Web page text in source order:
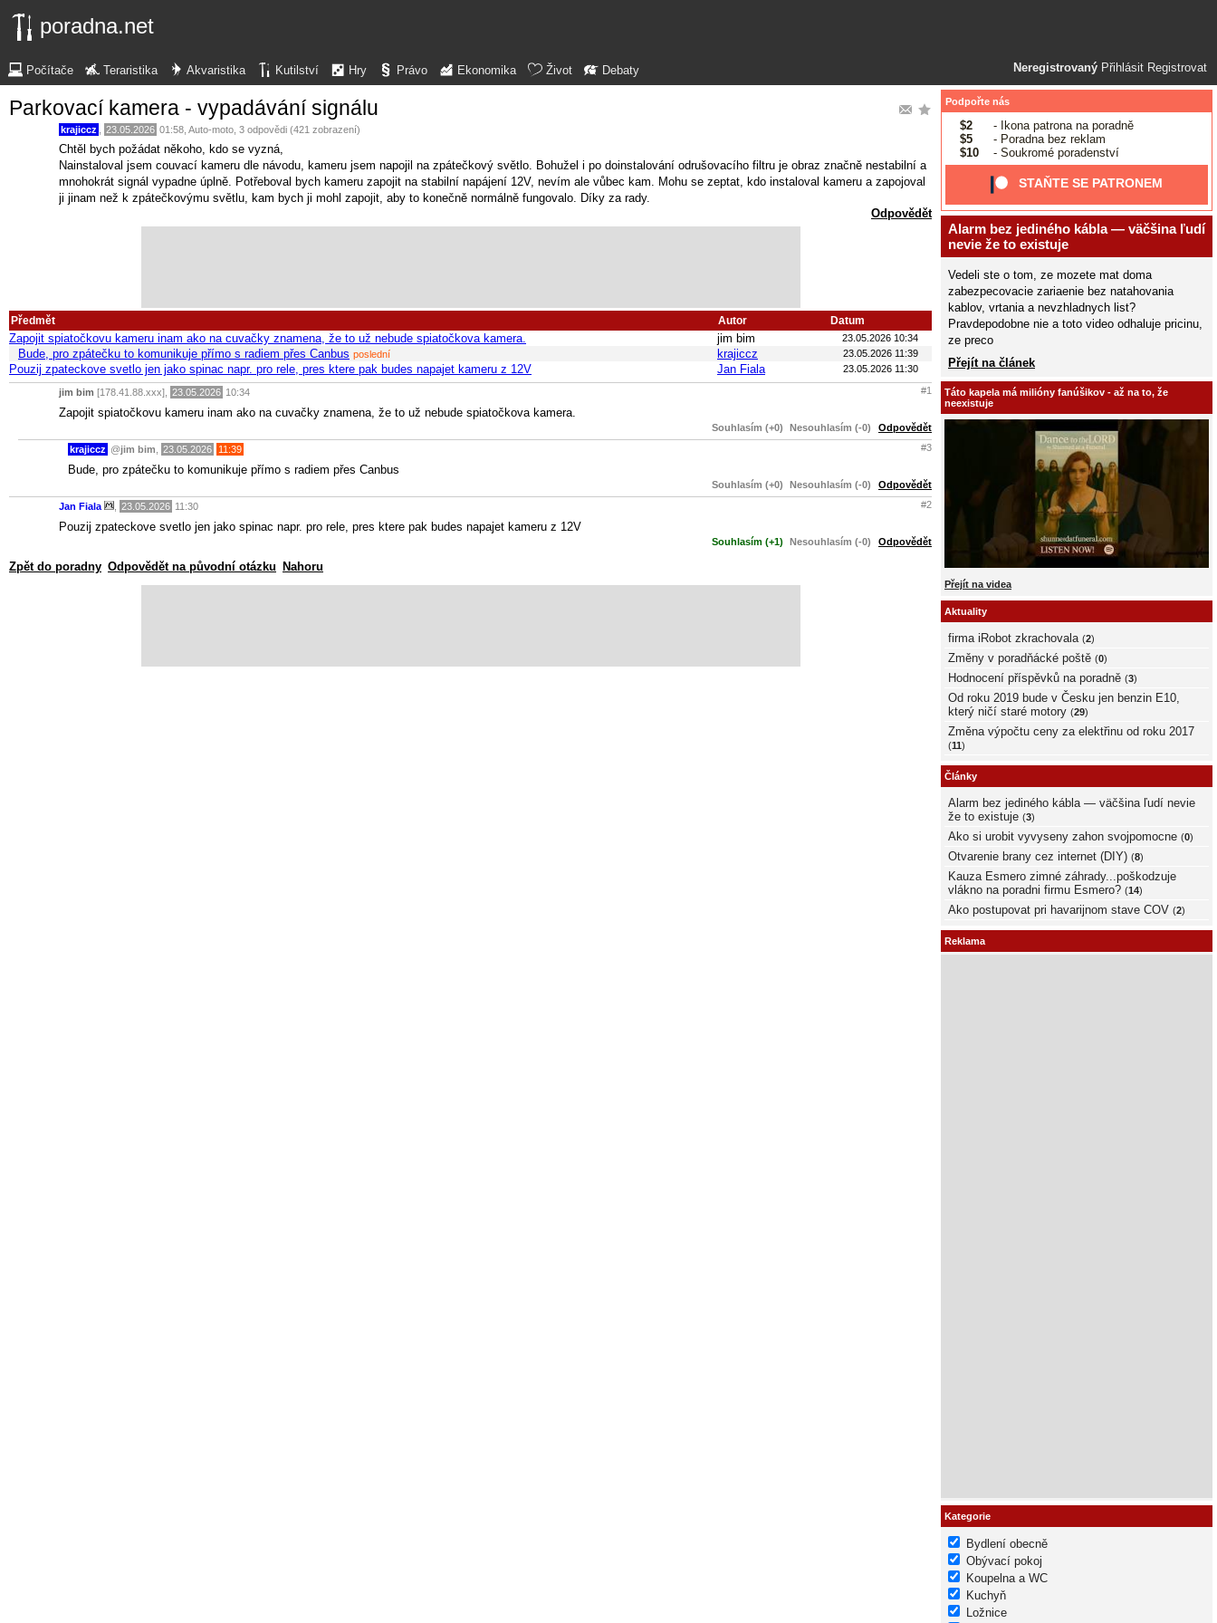
poradna.net
Neregistrovaný Přihlásit Registrovat
Počítače Teraristika Akvaristika Kutilství Hry Právo Ekonomika Život Debaty
Parkovací kamera - vypadávání signálu
krajiccz 23.05.2026 01:58 Auto-moto , 3 odpovědi (421 zobrazení)
Chtěl bych požádat někoho, kdo se vyzná,
Nainstaloval jsem couvací kameru dle návodu, kameru jsem napojil na zpátečkový světlo. Bohužel i po doinstalování odrušovacího filtru je obraz značně nestabilní a
mnohokrát signál vypadne úplně. Potřeboval bych kameru zapojit na stabilní napájení 12V, nevím ale vůbec kam. Mohu se zeptat, kdo instaloval kameru a zapojoval
ji jinam než k zpátečkovýmu světlu, kam bych ji mohl zapojit, aby to konečně normálně fungovalo. Díky za rady.
Odpovědět
Předmět Autor Datum
Zapojit spiatočkovu kameru inam ako na cuvačky znamena, že to už nebude spiatočkova kamera. jim bim 23.05.2026 10:34
Bude, pro zpátečku to komunikuje přímo s radiem přes Canbus poslední krajiccz 23.05.2026 11:39
Pouzij zpateckove svetlo jen jako spinac napr. pro rele, pres ktere pak budes napajet kameru z 12V Jan Fiala 23.05.2026 11:30
jim bim [178.41.88.xxx], 23.05.2026 10:34 #1
Zapojit spiatočkovu kameru inam ako na cuvačky znamena, že to už nebude spiatočkova kamera.
Souhlasím (+0) Nesouhlasím (-0) Odpovědět
krajiccz @jim bim 23.05.2026 11:39 #3
Bude, pro zpátečku to komunikuje přímo s radiem přes Canbus
Souhlasím (+0) Nesouhlasím (-0) Odpovědět
Jan Fiala 23.05.2026 11:30 #2
Pouzij zpateckove svetlo jen jako spinac napr. pro rele, pres ktere pak budes napajet kameru z 12V
Souhlasím (+1) Nesouhlasím (-0) Odpovědět
Zpět do poradny Odpovědět na původní otázku Nahoru
Podpořte nás
$2
- Ikona patrona na poradně
$5
- Poradna bez reklam
$10
- Soukromé poradenství
STAŇTE SE PATRONEM
Alarm bez jediného kábla — väčšina ľudí
nevie že to existuje
Vedeli ste o tom, ze mozete mat doma
zabezpecovacie zariaenie bez natahovania
kablov, vrtania a nevzhladnych list?
Pravdepodobne nie a toto video odhaluje pricinu,
ze preco
Přejít na článek
Táto kapela má milióny fanúšikov - až na to, že
neexistuje
Přejít na videa
Aktuality
firma iRobot zkrachovala (2)
Změny v poradňácké poště (0)
Hodnocení příspěvků na poradně (3)
Od roku 2019 bude v Česku jen benzin E10,
který ničí staré motory (29)
Změna výpočtu ceny za elektřinu od roku 2017
(11)
Články
Alarm bez jediného kábla — väčšina ľudí nevie
že to existuje (3)
Ako si urobit vyvyseny zahon svojpomocne (0)
Otvarenie brany cez internet (DIY) (8)
Kauza Esmero zimné záhrady...poškodzuje
vlákno na poradni firmu Esmero? (14)
Ako postupovat pri havarijnom stave COV (2)
Reklama
Kategorie
Bydlení obecně
Obývací pokoj
Koupelna a WC
Kuchyň
Ložnice